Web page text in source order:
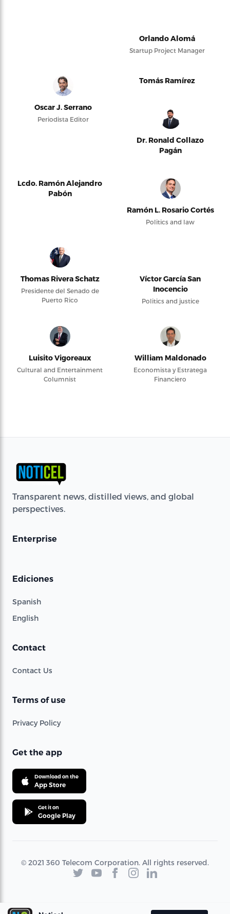
Orlando Alomá
Startup Project Manager
Oscar J. Serrano
Periodista Editor
Tomás Ramírez
Dr. Ronald Collazo
Pagán
Lcdo. Ramón Alejandro
Pabón
Ramón L. Rosario Cortés
Politics and law
Thomas Rivera Schatz
Presidente del Senado de
Puerto Rico
Víctor García San
Inocencio
Politics and justice
Luisito Vigoreaux
Cultural and Entertainment
Columnist
William Maldonado
Economista y Estratega
Financiero
Transparent news, distilled views, and global
perspectives.
Enterprise
Ediciones
Spanish
English
Contact
Contact Us
Terms of use
Privacy Policy
Get the app
Download on the
App Store
Get it on
Google Play
© 2021 360 Telecom Corporation. All rights reserved.